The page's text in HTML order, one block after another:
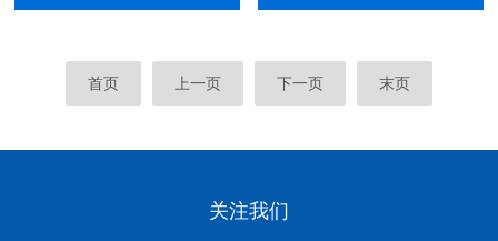
首页 上一页 下一页 末页
关注我们